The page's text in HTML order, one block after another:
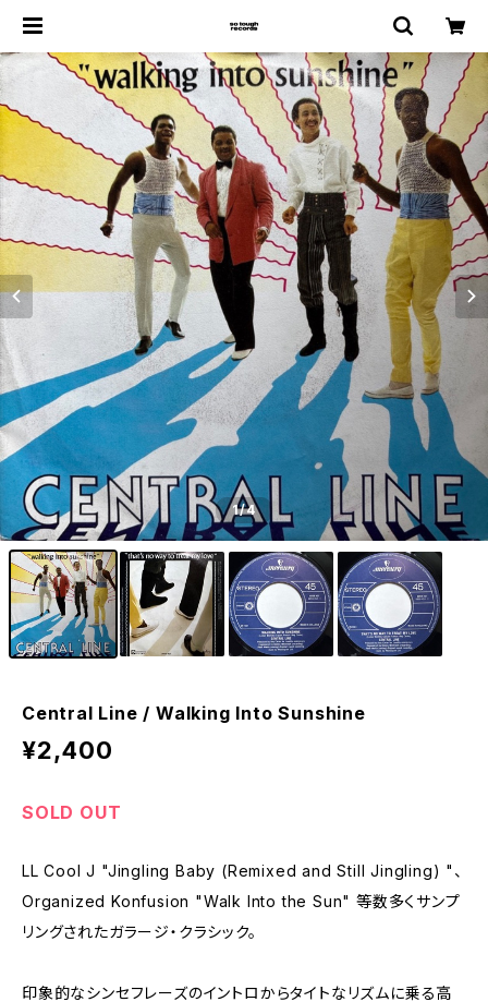
1/4
Central Line / Walking Into Sunshine
¥2,400
SOLD OUT
LL Cool J "Jingling Baby (Remixed and Still Jingling) "、
Organized Konfusion "Walk Into the Sun" 等数多くサンプ
リングされたガラージ・クラシック。
印象的なシンセフレーズのイントロからタイトなリズムに乗る高